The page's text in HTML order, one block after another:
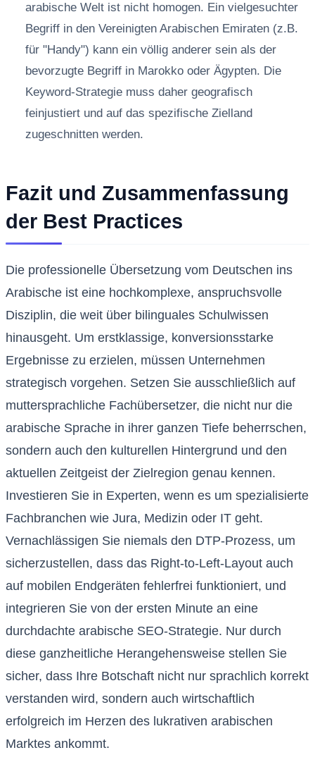
arabische Welt ist nicht homogen. Ein vielgesuchter
Begriff in den Vereinigten Arabischen Emiraten (z.B.
für "Handy") kann ein völlig anderer sein als der
bevorzugte Begriff in Marokko oder Ägypten. Die
Keyword-Strategie muss daher geografisch
feinjustiert und auf das spezifische Zielland
zugeschnitten werden.
Fazit und Zusammenfassung
der Best Practices
Die professionelle Übersetzung vom Deutschen ins
Arabische ist eine hochkomplexe, anspruchsvolle
Disziplin, die weit über bilinguales Schulwissen
hinausgeht. Um erstklassige, konversionsstarke
Ergebnisse zu erzielen, müssen Unternehmen
strategisch vorgehen. Setzen Sie ausschließlich auf
muttersprachliche Fachübersetzer, die nicht nur die
arabische Sprache in ihrer ganzen Tiefe beherrschen,
sondern auch den kulturellen Hintergrund und den
aktuellen Zeitgeist der Zielregion genau kennen.
Investieren Sie in Experten, wenn es um spezialisierte
Fachbranchen wie Jura, Medizin oder IT geht.
Vernachlässigen Sie niemals den DTP-Prozess, um
sicherzustellen, dass das Right-to-Left-Layout auch
auf mobilen Endgeräten fehlerfrei funktioniert, und
integrieren Sie von der ersten Minute an eine
durchdachte arabische SEO-Strategie. Nur durch
diese ganzheitliche Herangehensweise stellen Sie
sicher, dass Ihre Botschaft nicht nur sprachlich korrekt
verstanden wird, sondern auch wirtschaftlich
erfolgreich im Herzen des lukrativen arabischen
Marktes ankommt.